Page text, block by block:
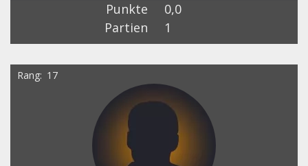
Punkte
0,0
Partien
1
Rang 17